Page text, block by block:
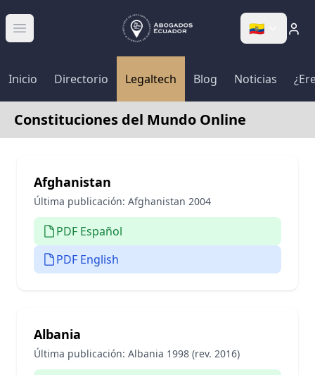
Abrir menú 🇪🇨
Inicio Directorio Legaltech Blog Noticias
Constituciones del Mundo Online
Afghanistan
Última publicación: Afghanistan 2004
PDF Español
PDF English
Albania
Última publicación: Albania 1998 (rev. 2016)